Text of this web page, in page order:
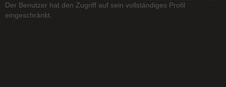
Der Benutzer hat den Zugriff auf sein vollständiges Profil
eingeschränkt.